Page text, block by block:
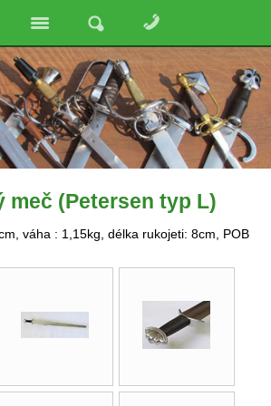
meč (Petersen typ L)
váha : 1,15kg, délka rukojeti: 8cm, POB